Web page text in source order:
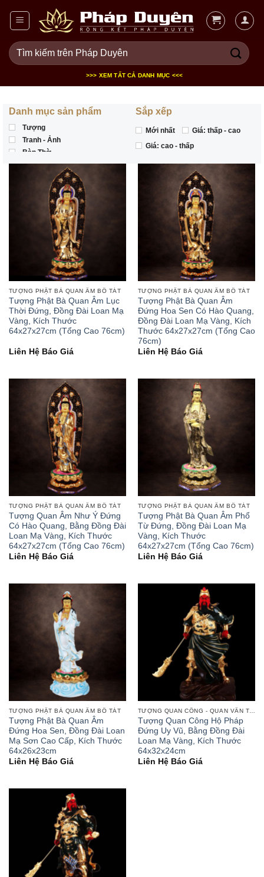
dung
Tìm
kiếm:
>>> XEM TẤT CẢ DANH MỤC <<<
Danh mục sản phẩm
Tượng
Tranh - Ảnh
Bàn Thờ
Sắp xếp
Mới nhất
Giá: thấp - cao
Giá: cao - thấp
TƯỢNG PHẬT BÀ QUAN ÂM BỒ TÁT
Tượng Phật Bà Quan Âm Lục
Thời Đứng, Đồng Đài Loan Mạ
Vàng, Kích Thước
64x27x27cm (Tổng Cao 76cm)
Liên Hệ Báo Giá
TƯỢNG PHẬT BÀ QUAN ÂM BỒ TÁT
Tượng Phật Bà Quan Âm
Đứng Hoa Sen Có Hào Quang,
Đồng Đài Loan Mạ Vàng, Kích
Thước 64x27x27cm (Tổng Cao
76cm)
Liên Hệ Báo Giá
TƯỢNG PHẬT BÀ QUAN ÂM BỒ TÁT
Tượng Quan Âm Như Ý Đứng
Có Hào Quang, Bằng Đồng Đài
Loan Mạ Vàng, Kích Thước
64x27x27cm (Tổng Cao 76cm)
Liên Hệ Báo Giá
TƯỢNG PHẬT BÀ QUAN ÂM BỒ TÁT
Tượng Phật Bà Quan Âm Phổ
Từ Đứng, Đồng Đài Loan Mạ
Vàng, Kích Thước
64x27x27cm (Tổng Cao 76cm)
Liên Hệ Báo Giá
TƯỢNG PHẬT BÀ QUAN ÂM BỒ TÁT
Tượng Phật Bà Quan Âm
Đứng Hoa Sen, Đồng Đài Loan
Mạ Sơn Cao Cấp, Kích Thước
64x26x23cm
Liên Hệ Báo Giá
Tượng Quan Công Hộ Pháp
Đứng Uy Vũ, Bằng Đồng Đài
Loan Mạ Vàng, Kích Thước
64x32x24cm
Liên Hệ Báo Giá